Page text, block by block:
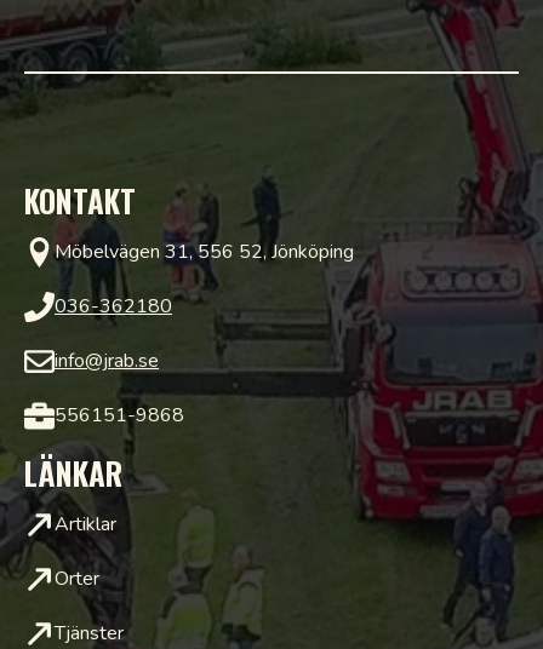
KONTAKT
Möbelvägen 31, 556 52, Jönköping
036-362180
info@jrab.se
556151-9868
LÄNKAR
Artiklar
Orter
Tjänster